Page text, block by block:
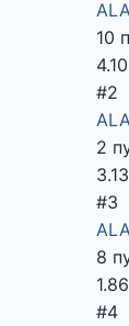
10
#2
2
#3
8
#4